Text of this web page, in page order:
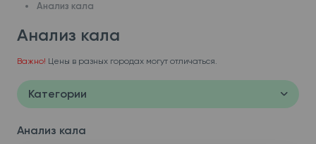
Анализ кала
Анализ кала
Важно! Цены в разных городах могут отличаться.
Категории
Анализ кала